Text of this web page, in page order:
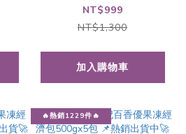
NT$999
NT$1,300
加入購物車
🔥熱銷1229件🔥